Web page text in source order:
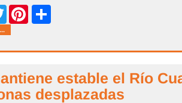
Twitter Pinterest
estable el Río
desplazadas